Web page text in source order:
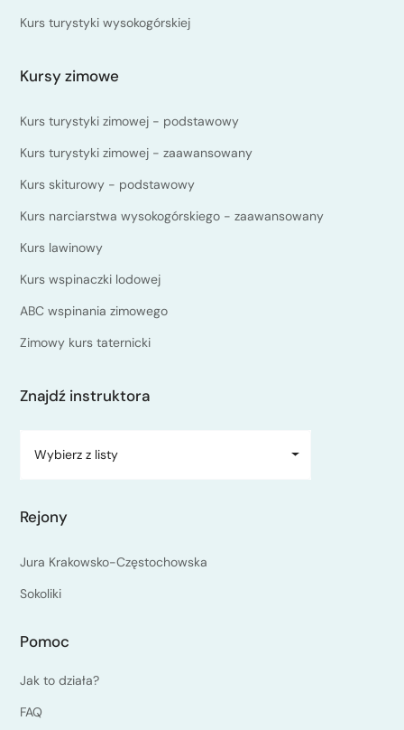
Kurs turystyki wysokogórskiej
Kursy zimowe
Kurs turystyki zimowej - podstawowy
Kurs turystyki zimowej - zaawansowany
Kurs skiturowy - podstawowy
Kurs narciarstwa wysokogórskiego - zaawansowany
Kurs lawinowy
Kurs wspinaczki lodowej
ABC wspinania zimowego
Zimowy kurs taternicki
Znajdź instruktora
Wybierz z listy
Rejony
Jura Krakowsko-Częstochowska
Sokoliki
Pomoc
Jak to działa?
FAQ